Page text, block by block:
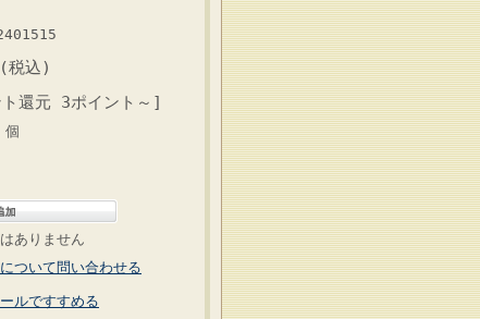
税込)
還元 3ポイント～]
個
ありません
ついて問い合わせる
ルですすめる